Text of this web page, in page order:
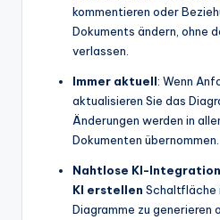
kommentieren oder
Dokuments ändern, ohne
verlassen.
Immer aktuell: Wenn
aktualisieren Sie das
Änderungen werden in
Dokumenten übernommen.
Nahtlose KI-Integration
KI erstellen Schaltfläche
Diagramme zu generieren